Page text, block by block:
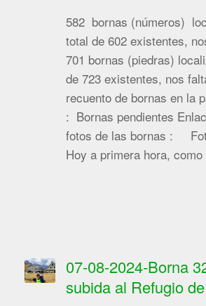
582 bornas (números)
total de 602 existentes,
701 bornas (piedras)
de 723 existentes, nos
recuento de bornas en la
: Bornas pendientes
fotos de las bornas :
Hoy a primera hora,
07-08-2024-Borna
subida al Refugio